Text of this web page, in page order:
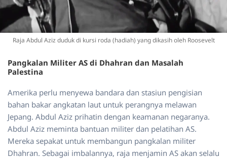
Raja Abdul Aziz duduk di kursi roda (hadiah) yang dikasih oleh Roosevelt
Pangkalan Militer AS di Dhahran dan Masalah
Palestina
Amerika perlu menyewa bandara dan stasiun pengisian
bahan bakar angkatan laut untuk perangnya melawan
Jepang. Abdul Aziz prihatin dengan keamanan negaranya.
Abdul Aziz meminta bantuan militer dan pelatihan AS.
Mereka sepakat untuk membangun pangkalan militer
Dhahran. Sebagai imbalannya, raja menjamin AS akan selalu